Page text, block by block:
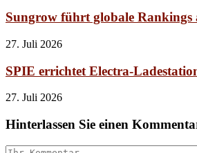
Sungrow führt globale Rankings
27. Juli 2026
SPIE errichtet Electra-
27. Juli 2026
Hinterlassen Sie einen